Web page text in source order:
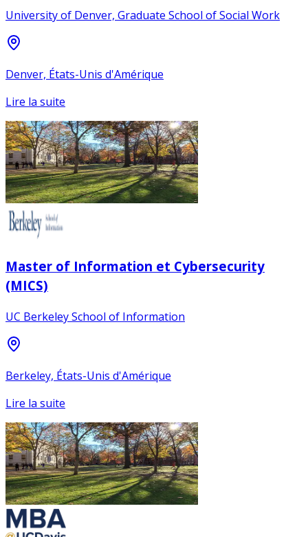
University of Denver, Graduate School of Social Work
Denver, États-Unis d'Amérique
Lire la suite
Master of Information et Cybersecurity
(MICS)
UC Berkeley School of Information
Berkeley, États-Unis d'Amérique
Lire la suite